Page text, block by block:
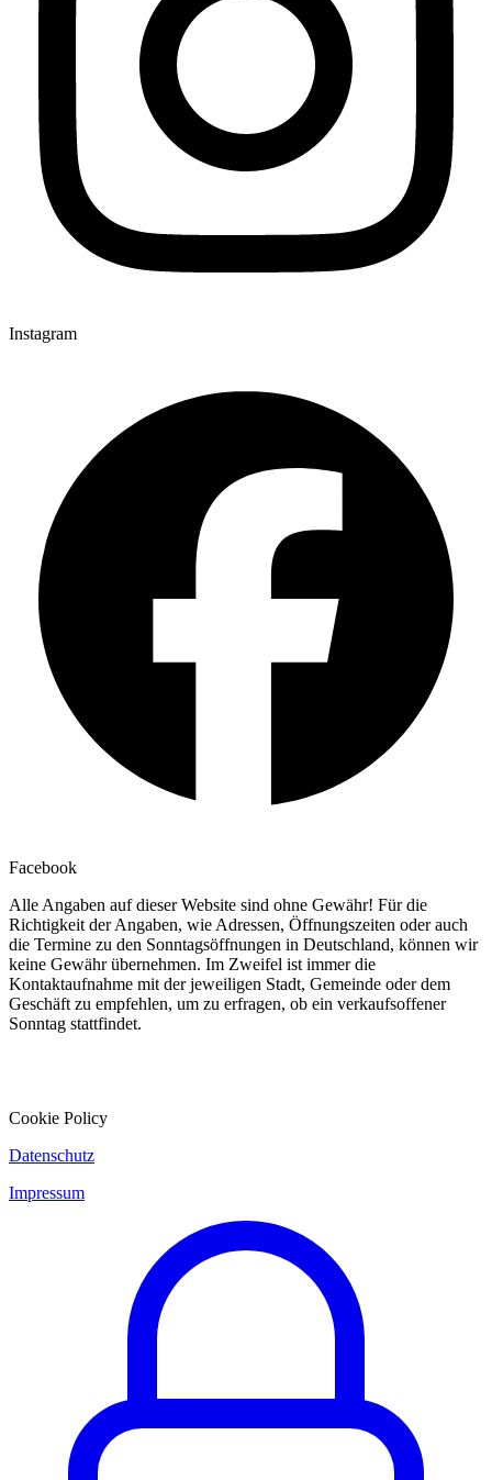
Instagram
Facebook
Alle Angaben auf dieser Website sind ohne Gewähr! Für die
Richtigkeit der Angaben, wie Adressen, Öffnungszeiten oder auch
die Termine zu den Sonntagsöffnungen in Deutschland, können wir
keine Gewähr übernehmen. Im Zweifel ist immer die
Kontaktaufnahme mit der jeweiligen Stadt, Gemeinde oder dem
Geschäft zu empfehlen, um zu erfragen, ob ein verkaufsoffener
Sonntag stattfindet.
Cookie Policy
Datenschutz
Impressum